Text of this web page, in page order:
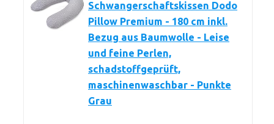
Schwangerschaftskissen Dodo
Pillow Premium - 180 cm inkl.
Bezug aus Baumwolle - Leise
und feine Perlen,
schadstoffgeprüft,
maschinenwaschbar - Punkte
Grau